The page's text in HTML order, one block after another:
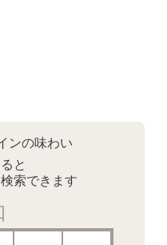
ンの味わい
と
索できます